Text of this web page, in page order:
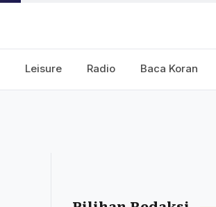
Leisure Radio Baca Koran